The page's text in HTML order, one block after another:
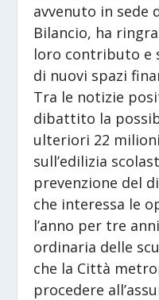
avvenuto in sede
Bilancio, ha
loro contributo e
di nuovi spazi
Tra le notizie
dibattito la
ulteriori 22
sull’edilizia
prevenzione del
che interessa le
l’anno per tre
ordinaria delle
che la Città
procedere